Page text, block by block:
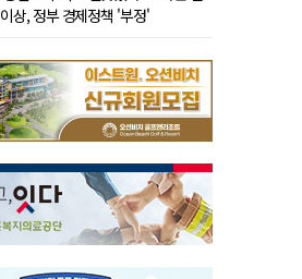
상, 정부 경제정책 '부정'